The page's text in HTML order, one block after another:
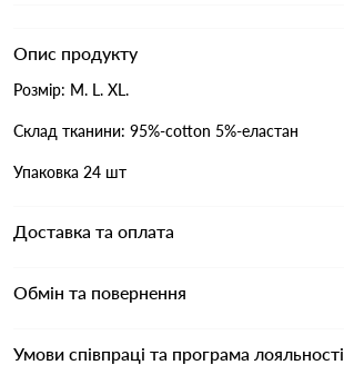
Опис продукту
Розмір: M. L. XL.
Склад тканини: 95%-cotton 5%-еластан
Упаковка 24 шт
Доставка та оплата
Обмін та повернення
Умови співпраці та програма лояльності